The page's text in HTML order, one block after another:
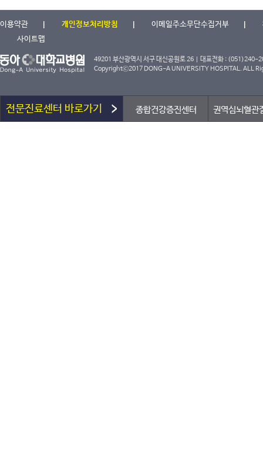
전문진료센터 바로가기 종합건강증진센터 권역심뇌혈관
이용약관 개인정보처리방침 이메일주소무단수집거부
사이트맵
49201 부산광역시 서구 대신공원로 26 | 대표전화 :
Copyrightⓒ2017 DONG-A UNIVERSITY HOSPITAL. ALL